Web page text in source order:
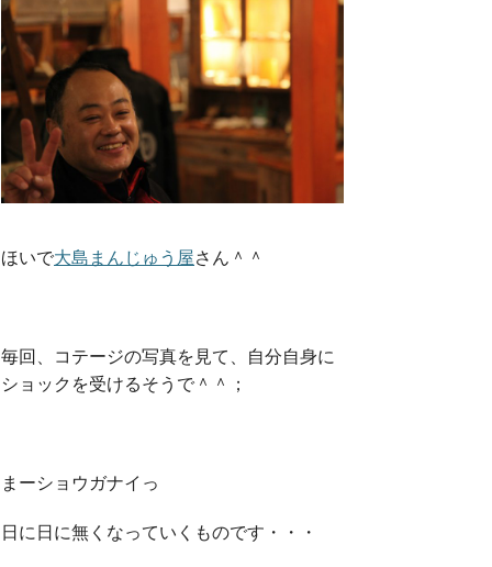
ほいで大島まんじゅう屋さん＾＾
毎回、コテージの写真を見て、自分自身に
ショックを受けるそうで＾＾；
まーショウガナイっ
日に日に無くなっていくものです・・・